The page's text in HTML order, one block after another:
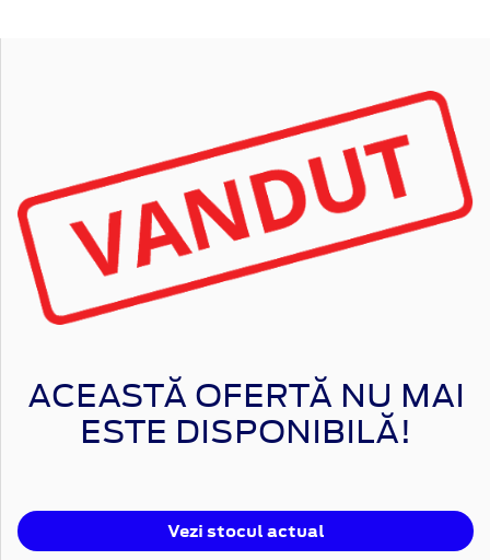
ACEASTĂ OFERTĂ NU MAI
ESTE DISPONIBILĂ!
Vezi stocul actual